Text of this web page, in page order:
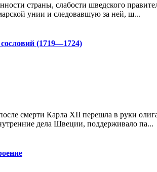
страны, слабости шведского
унии и следовавшую за ней, ш...
(1719—1724)
смерти Карла XII перешла в руки
дела Швеции, поддерживало па...